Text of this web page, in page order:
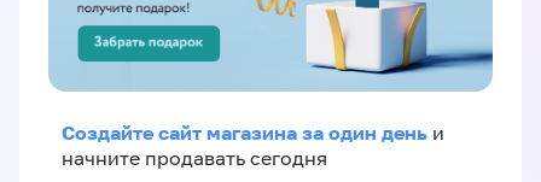
Создайте сайт магазина за один день и
начните продавать сегодня